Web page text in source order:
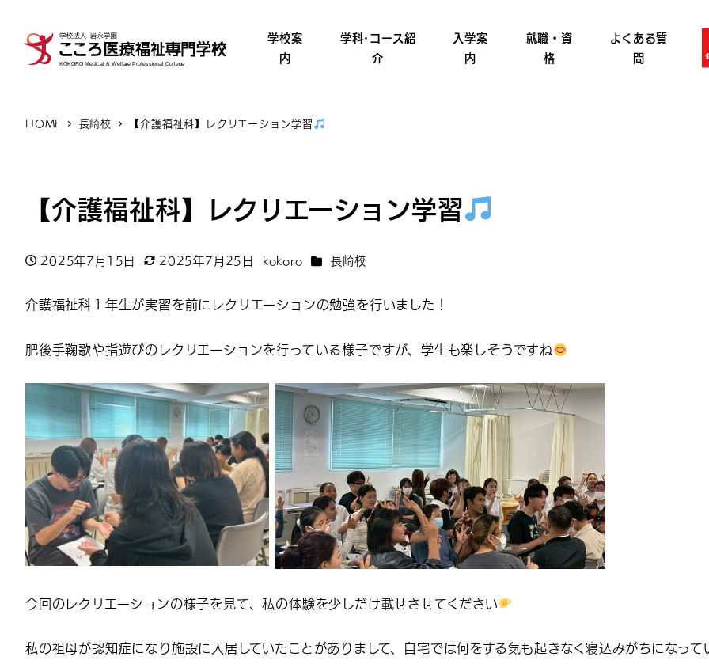
学校案
内
学科･コース紹
介
入学案
内
就職・資
格
よくある質
問
HOME 長崎校 【介護福祉科】レクリエーション学習
【介護福祉科】レクリエーション学習
投稿日2025年7月15日 更新日2025年7月25日 著
kokoro カテゴリー
長崎校
介護福祉科１年生が実習を前にレクリエーションの勉強を行いました！
肥後手鞠歌や指遊びのレクリエーションを行っている様子ですが、学生も楽しそうですね
今回のレクリエーションの様子を見て、私の体験を少しだけ載せさせてください
私の祖母が認知症になり施設に入居していたことがありまして、自宅では何をする気も起きなく寝込みがちになって